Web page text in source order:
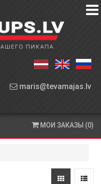
maris@tevamajas.lv
МОИ ЗАКАЗЫ (0)